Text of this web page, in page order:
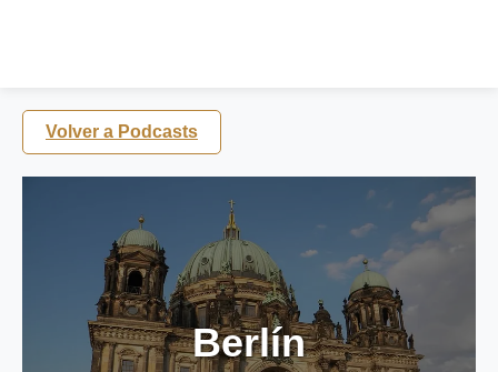
Volver a Podcasts
Berlín